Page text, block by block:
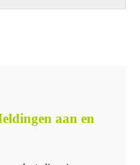
aan en